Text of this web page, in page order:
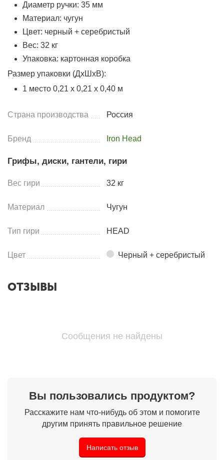
Диаметр ручки: 35 мм
Материал: чугун
Цвет: черный + серебристый
Вес: 32 кг
Упаковка: картонная коробка
Размер упаковки (ДхШхВ):
1 место 0,21 х 0,21 х 0,40 м
Страна производства Россия
Бренд Iron Head
Грифы, диски, гантели, гири
Вес гири 32 кг
Материал Чугун
Тип гири HEAD
Цвет Черный + серебристый
ОТЗЫВЫ
Сообщения не найдены
Вы пользовались продуктом?
Расскажите нам что-нибудь об этом и помогите
другим принять правильное решение
Написать отзыв